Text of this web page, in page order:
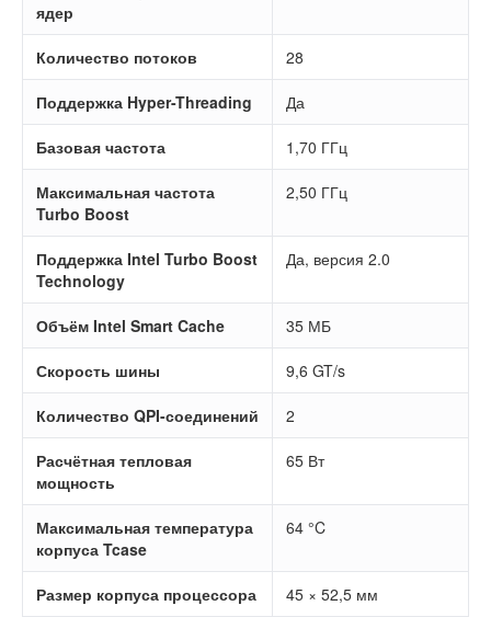
ядер
Количество потоков 28
Поддержка Hyper-Threading Да
Базовая частота 1,70 ГГц
Максимальная частота
Turbo Boost
2,50 ГГц
Поддержка Intel Turbo Boost
Technology
Да, версия 2.0
Объём Intel Smart Cache 35 МБ
Скорость шины 9,6 GT/s
Количество QPI-соединений 2
Расчётная тепловая
мощность
65 Вт
Максимальная температура
корпуса Tcase
64 °C
Размер корпуса процессора 45 × 52,5 мм